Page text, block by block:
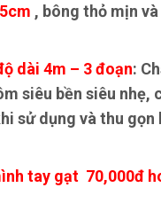
, bông thỏ mịn và
dài 4m – 3 đoạn:
siêu bền siêu nhẹ,
sử dụng và thu gọn
tay gạt 70,000đ